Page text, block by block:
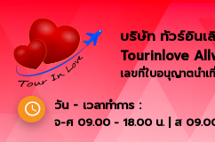
บริษัท ทัวร์อินเ
Tourinlove
เลขที่ใบอนุญาตนำ
วัน - เวลาทำการ :
จ-ศ 09.00 - 18.00 น. | ส